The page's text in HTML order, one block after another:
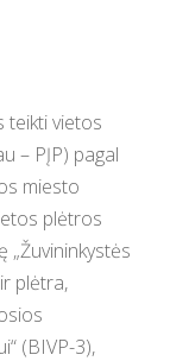
teikti vietos
– PĮP) pagal
miesto
plėtros
„Žuvininkystės
plėtra,
(BIVP-3),